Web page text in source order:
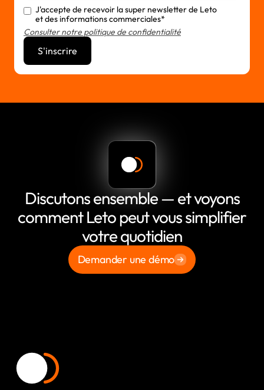
J'accepte de recevoir la super newsletter de Leto
et des informations commerciales*
Consulter notre politique de confidentialité
Discutons ensemble — et voyons
comment Leto peut vous simplifier
votre quotidien
Demander une démo